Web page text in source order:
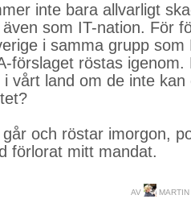
inte bara allvarligt
som IT-nation. För
i samma grupp som
förslaget röstas igenom.
vårt land om de inte kan
och röstar imorgon,
förlorat mitt mandat.
AV